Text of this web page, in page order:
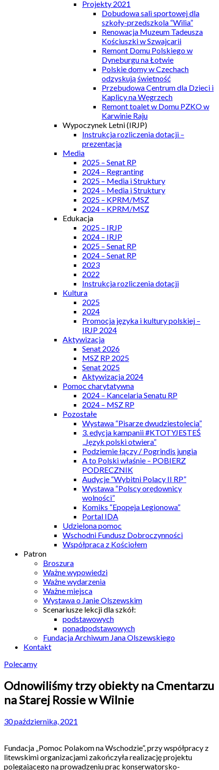
Projekty 2021
Dobudowa sali sportowej dla
szkoły-przedszkola “Wilia”
Renowacja Muzeum Tadeusza
Kościuszki w Szwajcarii
Remont Domu Polskiego w
Dyneburgu na Łotwie
Polskie domy w Czechach
odzyskują świetność
Przebudowa Centrum dla Dzieci i
Kaplicy na Węgrzech
Remont toalet w Domu PZKO w
Karwinie Raju
Wypoczynek Letni (IRJP)
Instrukcja rozliczenia dotacji –
prezentacja
Media
2025 – Senat RP
2024 – Regranting
2025 – Media i Struktury
2024 – Media i Struktury
2025 – KPRM/MSZ
2024 – KPRM/MSZ
Edukacja
2025 – IRJP
2024 – IRJP
2025 – Senat RP
2024 – Senat RP
2023
2022
Instrukcja rozliczenia dotacji
Kultura
2025
2024
Promocja języka i kultury polskiej –
IRJP 2024
Aktywizacja
Senat 2026
MSZ RP 2025
Senat 2025
Aktywizacja 2024
Pomoc charytatywna
2024 – Kancelaria Senatu RP
2024 – MSZ RP
Pozostałe
Wystawa “Pisarze dwudziestolecia”
3. edycja kampanii #KTOTYJESTEŚ
„Język polski otwiera”
Podziemie łączy / Pogrindis jungia
A to Polski właśnie – POBIERZ
PODRECZNIK
Audycje “Wybitni Polacy II RP”
Wystawa “Polscy orędownicy
wolności”
Komiks “Epopeja Legionowa”
Portal IDA
Udzielona pomoc
Wschodni Fundusz Dobroczynności
Współpraca z Kościołem
Patron
Broszura
Ważne wypowiedzi
Ważne wydarzenia
Ważne miejsca
Wystawa o Janie Olszewskim
Scenariusze lekcji dla szkół:
podstawowych
ponadpodstawowych
Fundacja Archiwum Jana Olszewskiego
Kontakt
Polecamy
Odnowiliśmy trzy obiekty na Cmentarzu
na Starej Rossie w Wilnie
30 października, 2021
Fundacja „Pomoc Polakom na Wschodzie”, przy współpracy z
litewskimi organizacjami zakończyła realizację projektu
polegającego na prowadzeniu prac konserwatorsko-